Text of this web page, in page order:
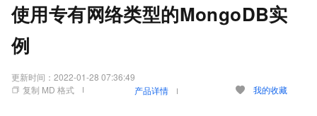
使用专有网络类型的MongoDB实
例
更新时间： 2022-01-28 07:36:49
复制 MD 格式
产品详情 我的收藏